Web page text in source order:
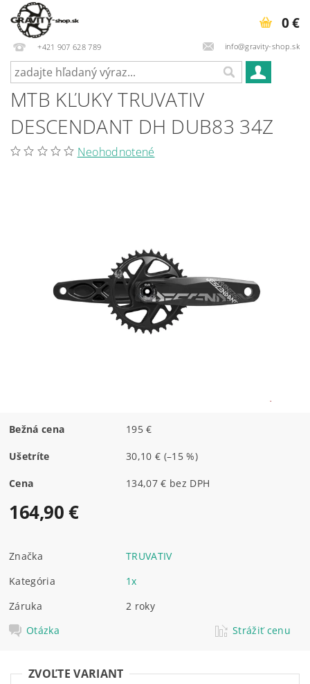
+421 907 628 789 info@gravity-shop.sk
0 €
MTB KĽUKY TRUVATIV
DESCENDANT DH DUB83 34Z
Neohodnotené
Bežná cena 195 €
Ušetríte 30,10 € (–15 %)
Cena 134,07 € bez DPH
164,90 €
Značka
TRUVATIV
Kategória
1x
Záruka
2 roky
Otázka
Strážiť cenu
ZVOĽTE VARIANT